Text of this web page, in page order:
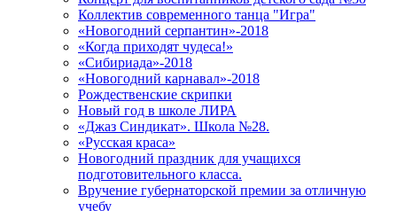
Коллектив современного танца "Игра"
«Новогодний серпантин»-2018
«Когда приходят чудеса!»
«Сибириада»-2018
«Новогодний карнавал»-2018
Рождественские скрипки
Новый год в школе ЛИРА
«Джаз Синдикат». Школа №28.
«Русская краса»
Новогодний праздник для учащихся
подготовительного класса.
Вручение губернаторской премии за отличную
учебу